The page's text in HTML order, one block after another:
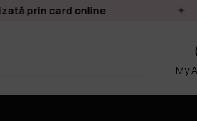
prin card online
My